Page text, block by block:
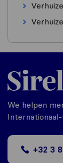
We helpen
+32 3